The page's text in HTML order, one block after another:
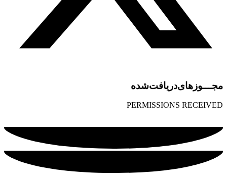
مجـــوز‌های‌دریافت‌شده
PERMISSIONS RECEIVED